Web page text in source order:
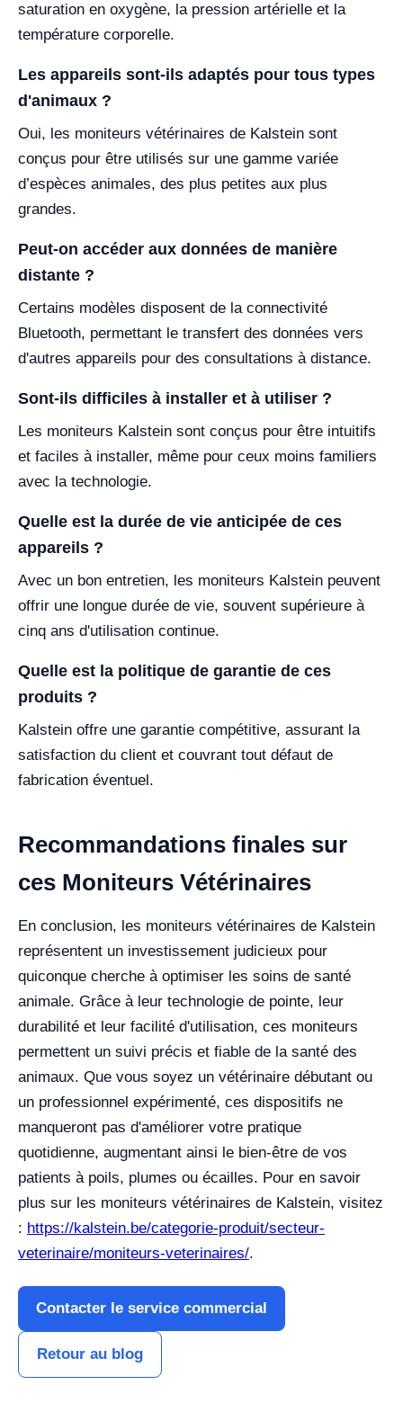
saturation en oxygène, la pression artérielle et la
température corporelle.
Les appareils sont-ils adaptés pour tous types
d'animaux ?
Oui, les moniteurs vétérinaires de Kalstein sont
conçus pour être utilisés sur une gamme variée
d’espèces animales, des plus petites aux plus
grandes.
Peut-on accéder aux données de manière
distante ?
Certains modèles disposent de la connectivité
Bluetooth, permettant le transfert des données vers
d'autres appareils pour des consultations à distance.
Sont-ils difficiles à installer et à utiliser ?
Les moniteurs Kalstein sont conçus pour être intuitifs
et faciles à installer, même pour ceux moins familiers
avec la technologie.
Quelle est la durée de vie anticipée de ces
appareils ?
Avec un bon entretien, les moniteurs Kalstein peuvent
offrir une longue durée de vie, souvent supérieure à
cinq ans d'utilisation continue.
Quelle est la politique de garantie de ces
produits ?
Kalstein offre une garantie compétitive, assurant la
satisfaction du client et couvrant tout défaut de
fabrication éventuel.
Recommandations finales sur
ces Moniteurs Vétérinaires
En conclusion, les moniteurs vétérinaires de Kalstein
représentent un investissement judicieux pour
quiconque cherche à optimiser les soins de santé
animale. Grâce à leur technologie de pointe, leur
durabilité et leur facilité d'utilisation, ces moniteurs
permettent un suivi précis et fiable de la santé des
animaux. Que vous soyez un vétérinaire débutant ou
un professionnel expérimenté, ces dispositifs ne
manqueront pas d'améliorer votre pratique
quotidienne, augmentant ainsi le bien-être de vos
patients à poils, plumes ou écailles. Pour en savoir
plus sur les moniteurs vétérinaires de Kalstein, visitez
: https://kalstein.be/categorie-produit/secteur-
veterinaire/moniteurs-veterinaires/.
Contacter le service commercial
Retour au blog